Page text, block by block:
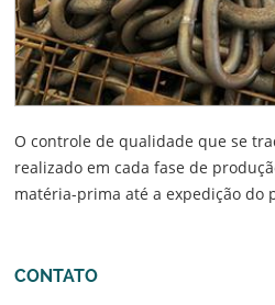
O controle de qualidade que se
realizado em cada fase de
matéria-prima até a expedição do
CONTATO